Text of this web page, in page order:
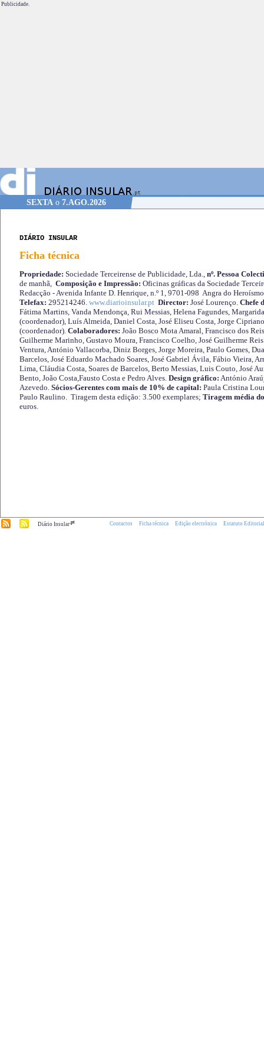
Publicidade.
SEXTA o 7.AGO.2026
DIÁRIO INSULAR
Ficha técnica
Propriedade: Sociedade Terceirense de Publicidade, Lda., nº. Pessoa
de manhã, Composição e Impressão: Oficinas gráficas da Sociedade
Redacção - Avenida Infante D. Henrique, n.º 1, 9701-098 Angra do
Telefax: 295214246. www.diarioinsular.pt Director: José Lourenço. Chefe
Fátima Martins, Vanda Mendonça, Rui Messias, Helena Fagundes,
(coordenador), Luís Almeida, Daniel Costa, José Eliseu Costa, Jorge
(coordenador). Colaboradores: João Bosco Mota Amaral, Francisco dos
Guilherme Marinho, Gustavo Moura, Francisco Coelho, José Guilherme
Ventura, António Vallacorba, Diniz Borges, Jorge Moreira, Paulo Gomes,
Barcelos, José Eduardo Machado Soares, José Gabriel Ávila, Fábio Vieira,
Lima, Cláudia Costa, Soares de Barcelos, Berto Messias, Luis Couto, José
Bento, João Costa,Fausto Costa e Pedro Alves. Design gráfico: António
Azevedo. Sócios-Gerentes com mais de 10% de capital: Paula Cristina
Paulo Raulino. Tiragem desta edição: 3.500 exemplares; Tiragem média
euros.
Diário Insular.pt Contactos Ficha técnica Edição electrónica Estatuto Editorial